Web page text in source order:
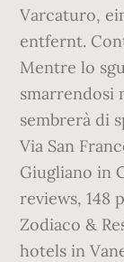
Varcaturo,
entfernt.
Mentre lo
smarrendosi
sembrerà di
Via San
Giugliano in
reviews, 148
Zodiaco &
hotels in